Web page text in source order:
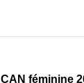
‎CAN féminine